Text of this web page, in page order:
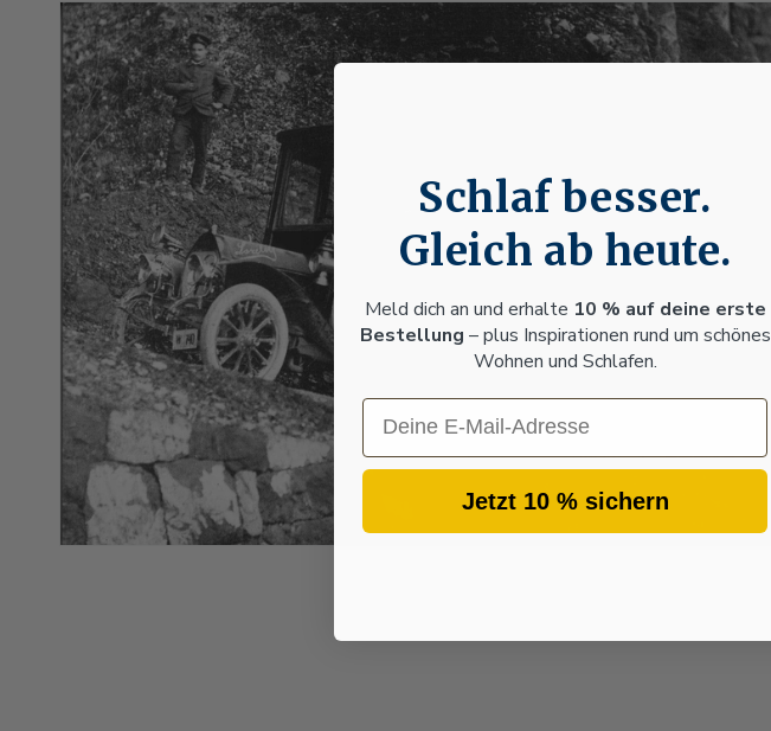
Schlaf besser.
Gleich ab heute.
Meld dich an und erhalte 10 % auf deine erste
Bestellung – plus Inspirationen rund um schönes
Wohnen und Schlafen.
Email
Jetzt 10 % sichern